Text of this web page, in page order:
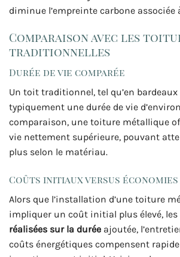
diminue l’empreinte carbone
Comparaison avec les
traditionnelles
Durée de vie comparée
Un toit traditionnel, tel qu’en bardeaux
typiquement une durée de vie
comparaison, une toiture métallique
vie nettement supérieure, pouvant
plus selon le matériau.
Coûts initiaux versus
Alors que l’installation d’une toiture
impliquer un coût initial plus élevé, les
réalisées sur la durée ajoutée,
coûts énergétiques compensent